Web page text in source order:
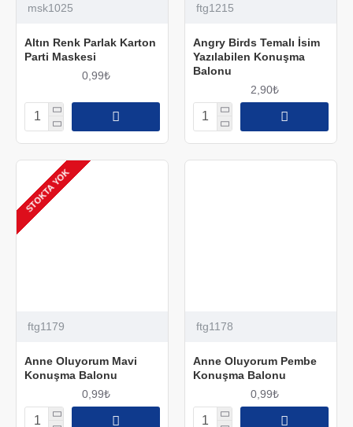
msk1025
Altın Renk Parlak Karton
Parti Maskesi
0,99₺
ftg1215
Angry Birds Temalı İsim
Yazılabilen Konuşma
Balonu
2,90₺
STOKTA YOK
ftg1179
Anne Oluyorum Mavi
Konuşma Balonu
0,99₺
ftg1178
Anne Oluyorum Pembe
Konuşma Balonu
0,99₺